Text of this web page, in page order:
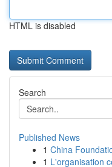
HTML is disabled
Search
Published News
1 China
1 L'organisation